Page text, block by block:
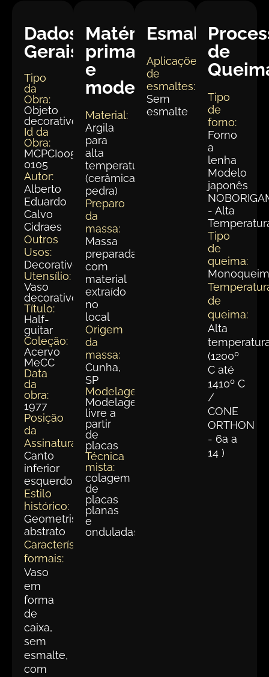
Dados
Gerais:
Tipo
da
Obra:
Objeto
decorativo
Id da
Obra:
MCPCI005-
0105
Autor:
Alberto
Eduardo
Calvo
Cidraes
Outros
Usos:
Decorativo
Utensílio:
Vaso
decorativo
Título:
Half-
guitar
Coleção:
Acervo
MeCC
Data
da
obra:
1977
Posição
da
Assinatura:
Canto
inferior
esquerdo
Estilo
histórico:
Geometrismo
abstrato
Características
formais:
Vaso
em
forma
de
caixa,
sem
esmalte,
com
Matéria
prima
e
modelagem
Material:
Argila
para
alta
temperatura
(cerâmica
pedra)
Preparo
da
massa:
Massa
preparada
com
material
extraído
no
local
Origem
da
massa:
Cunha,
SP
Modelagem:
Modelagem
livre a
partir
de
placas
Técnica
mista:
colagem
de
placas
planas
e
onduladas
Esmaltação
Aplicações
de
esmaltes:
Sem
esmalte
de
Tipo
de
forno:
Forno
a
lenha
Modelo
japonês
- Alta
Tipo
de
queima:
de
queima:
Alta
(1200º
C até
1410º C
/
CONE
ORTHON
- 6a a
14 )